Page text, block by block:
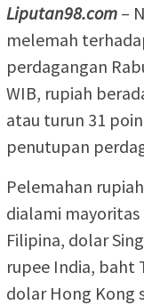
Liputan98.com –
melemah
perdagangan
WIB, rupiah
atau turun 31
penutupan
Pelemahan
dialami mayoritas
Filipina, dolar
rupee India, baht
dolar Hong Kong